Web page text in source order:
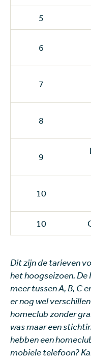
5
6
7
8
9
10
10
Dit zijn de tarieven
het hoogseizoen. De
meer tussen A, B, C
er nog wel
homeclub zonder
was maar een
hebben een
mobiele telefoon?